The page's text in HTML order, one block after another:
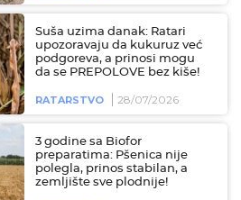
Suša uzima danak: Ratari
upozoravaju da kukuruz već
podgoreva, a prinosi mogu
da se PREPOLOVE bez kiše!
RATARSTVO 28/07/2026
3 godine sa Biofor
preparatima: Pšenica nije
polegla, prinos stabilan, a
zemljište sve plodnije!